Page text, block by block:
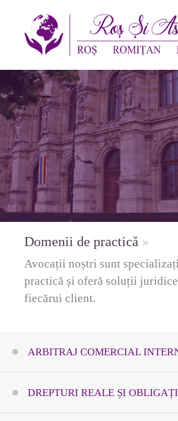
Domenii de practică »
Avocații noștri sunt
practică și oferă soluții
fiecărui client.
ARBITRAJ COMERCIAL
DREPTURI REALE ȘI